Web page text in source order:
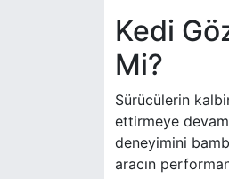
Kedi
Mi?
Sürücülerin
ettirmeye
deneyimini
aracın